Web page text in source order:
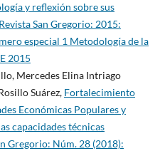
y reflexión sobre sus
Revista San Gregorio: 2015:
especial 1 Metodología de la
2015
Mercedes Elina Intriago
Suárez, Fortalecimiento
Económicas Populares y
capacidades técnicas
Gregorio: Núm. 28 (2018):